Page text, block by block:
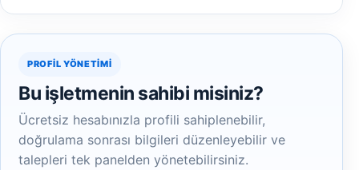
PROFIL YÖNETIMI
Bu işletmenin sahibi misiniz?
Ücretsiz hesabınızla profili sahiplenebilir,
doğrulama sonrası bilgileri düzenleyebilir ve
talepleri tek panelden yönetebilirsiniz.